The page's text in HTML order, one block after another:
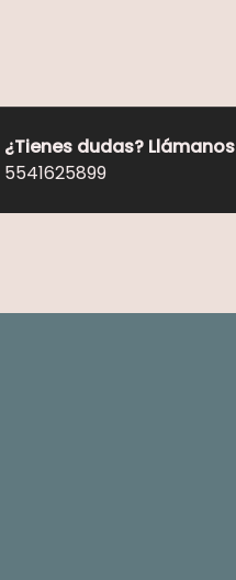
¿Tienes dudas? Llámanos
5541625899